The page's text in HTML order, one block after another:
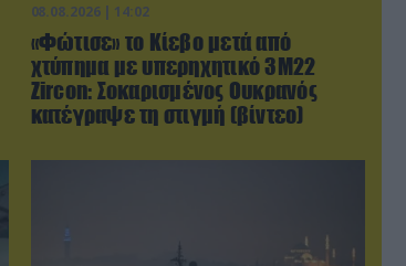
08.08.2026 | 14:02
«Φώτισε» το Κίεβο μετά από
χτύπημα με υπερηχητικό 3M22
Zircon: Σοκαρισμένος Ουκρανός
κατέγραψε τη στιγμή (βίντεο)